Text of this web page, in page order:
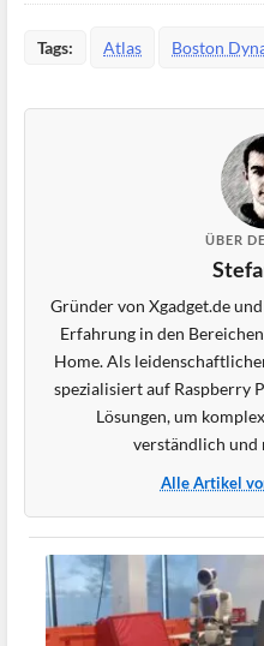
Tags: Atlas Boston
ÜBER
Gründer von Xgadget.de
Erfahrung in den
Home. Als
spezialisiert auf Raspberry
Lösungen, um
verständlich und
Alle Artikel